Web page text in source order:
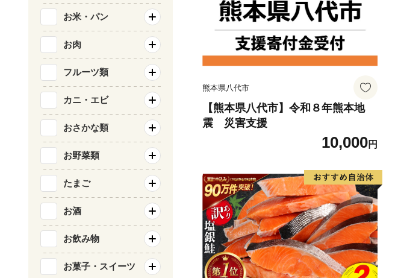
熊本県八代市
【熊本県八代市】令和８年熊本地
震 災害支援
10,000円
お米・パン
お肉
フルーツ類
カニ・エビ
おさかな類
お野菜類
たまご
お酒
お飲み物
お菓子・スイーツ